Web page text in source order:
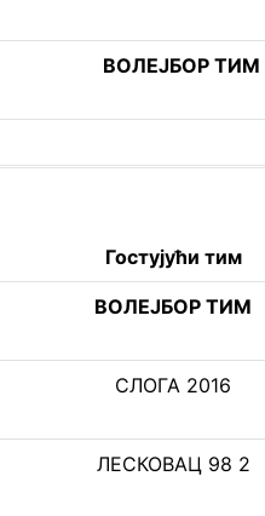
ВОЛЕЈБОР ТИМ
Гостујући тим
ВОЛЕЈБОР ТИМ
СЛОГА 2016
ЛЕСКОВАЦ 98 2